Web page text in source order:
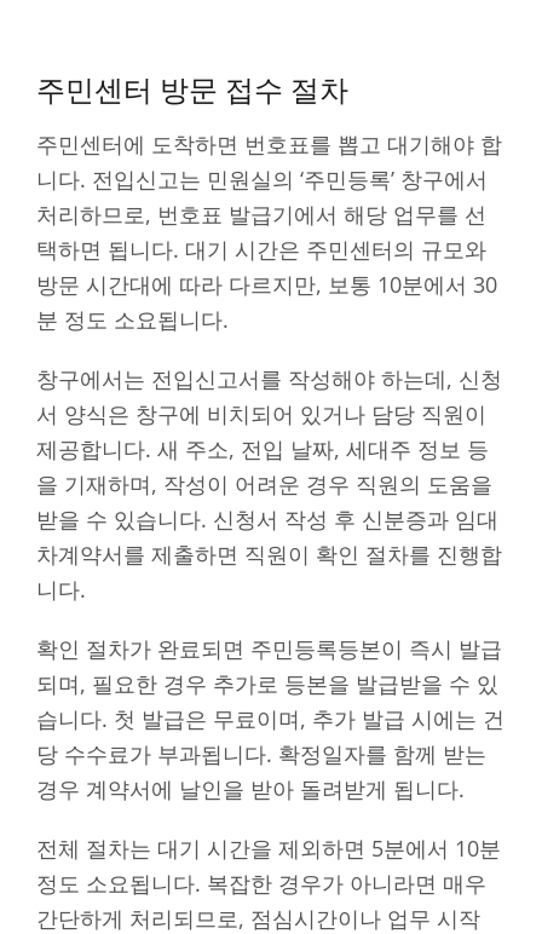
주민센터 방문 접수 절차
주민센터에 도착하면 번호표를 뽑고 대기해야 합
니다. 전입신고는 민원실의 ‘주민등록’ 창구에서
처리하므로, 번호표 발급기에서 해당 업무를 선
택하면 됩니다. 대기 시간은 주민센터의 규모와
방문 시간대에 따라 다르지만, 보통 10분에서 30
분 정도 소요됩니다.
창구에서는 전입신고서를 작성해야 하는데, 신청
서 양식은 창구에 비치되어 있거나 담당 직원이
제공합니다. 새 주소, 전입 날짜, 세대주 정보 등
을 기재하며, 작성이 어려운 경우 직원의 도움을
받을 수 있습니다. 신청서 작성 후 신분증과 임대
차계약서를 제출하면 직원이 확인 절차를 진행합
니다.
확인 절차가 완료되면 주민등록등본이 즉시 발급
되며, 필요한 경우 추가로 등본을 발급받을 수 있
습니다. 첫 발급은 무료이며, 추가 발급 시에는 건
당 수수료가 부과됩니다. 확정일자를 함께 받는
경우 계약서에 날인을 받아 돌려받게 됩니다.
전체 절차는 대기 시간을 제외하면 5분에서 10분
정도 소요됩니다. 복잡한 경우가 아니라면 매우
간단하게 처리되므로, 점심시간이나 업무 시작